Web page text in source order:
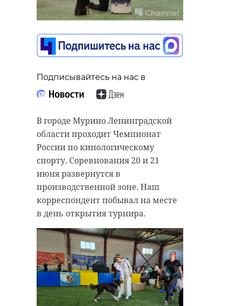
Подписывайтесь на нас в
В городе Мурино Ленинградской
области проходит Чемпионат
России по кинологическому
спорту. Соревнования 20 и 21
июня развернутся в
производственной зоне. Наш
корреспондент побывал на месте
в день открытия турнира.